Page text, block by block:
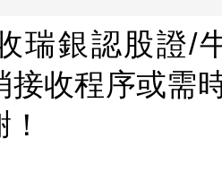
瑞銀認股證/
接收程序或需